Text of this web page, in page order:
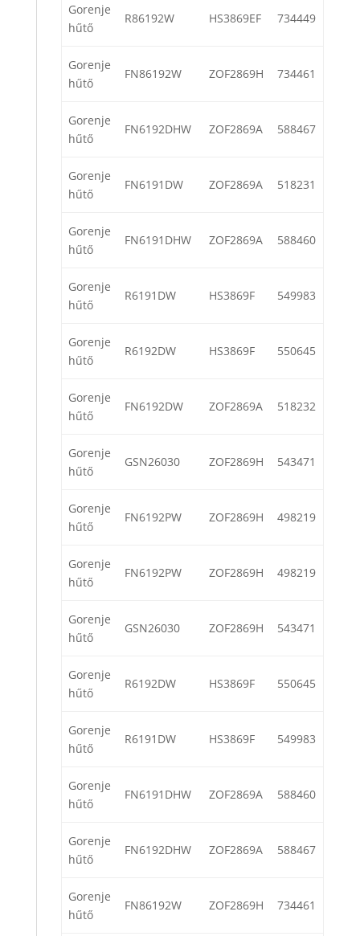
Gorenje
hűtő
R86192W HS3869EF 734449
Gorenje
hűtő
FN86192W ZOF2869H 734461
Gorenje
hűtő
FN6192DHW ZOF2869A 588467
Gorenje
hűtő
FN6191DW ZOF2869A 518231
Gorenje
hűtő
FN6191DHW ZOF2869A 588460
Gorenje
hűtő
R6191DW HS3869F 549983
Gorenje
hűtő
R6192DW HS3869F 550645
Gorenje
hűtő
FN6192DW ZOF2869A 518232
Gorenje
hűtő
GSN26030 ZOF2869H 543471
Gorenje
hűtő
FN6192PW ZOF2869H 498219
Gorenje
hűtő
FN6192PW ZOF2869H 498219
Gorenje
hűtő
GSN26030 ZOF2869H 543471
Gorenje
hűtő
R6192DW HS3869F 550645
Gorenje
hűtő
R6191DW HS3869F 549983
Gorenje
hűtő
FN6191DHW ZOF2869A 588460
Gorenje
hűtő
FN6192DHW ZOF2869A 588467
Gorenje
hűtő
FN86192W ZOF2869H 734461